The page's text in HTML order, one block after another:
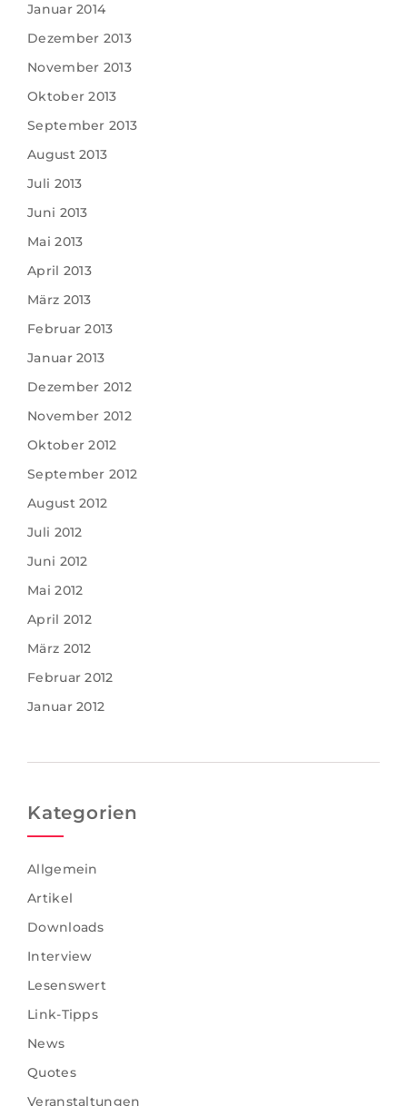
Januar 2014
Dezember 2013
November 2013
Oktober 2013
September 2013
August 2013
Juli 2013
Juni 2013
Mai 2013
April 2013
März 2013
Februar 2013
Januar 2013
Dezember 2012
November 2012
Oktober 2012
September 2012
August 2012
Juli 2012
Juni 2012
Mai 2012
April 2012
März 2012
Februar 2012
Januar 2012
Kategorien
Allgemein
Artikel
Downloads
Interview
Lesenswert
Link-Tipps
News
Quotes
Veranstaltungen